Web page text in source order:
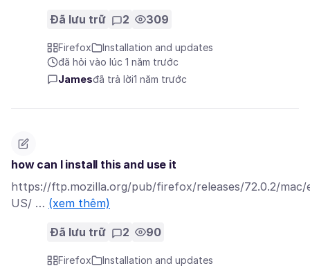
Đã lưu trữ 2 309
Firefox
Installation and updates
đã hỏi vào lúc 1 năm trước
Jamesđã trả lời1 năm trước
how can I install this and use it
https://ftp.mozilla.org/pub/firefox/releases/72.0.2/mac/
US/ … (xem thêm)
Đã lưu trữ 2 90
Firefox
Installation and updates